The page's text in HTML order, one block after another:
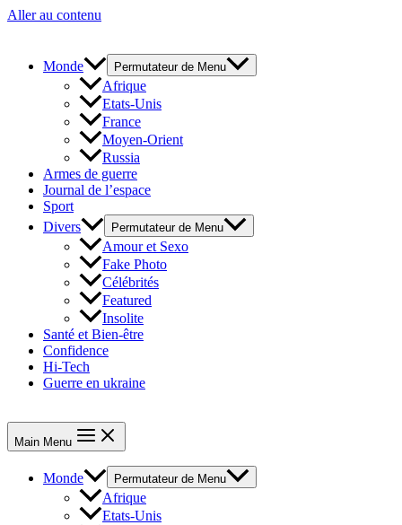
Aller au contenu
Monde Permutateur de Menu
Afrique
Etats-Unis
France
Moyen-Orient
Russia
Armes de guerre
Journal de l’espace
Sport
Divers
Permutateur de Menu
Amour et Sexo
Fake Photo
Célébrités
Featured
Insolite
Santé et Bien-être
Confidence
Hi-Tech
Guerre en ukraine
Main Menu
Monde Permutateur de Menu
Afrique
Etats-Unis